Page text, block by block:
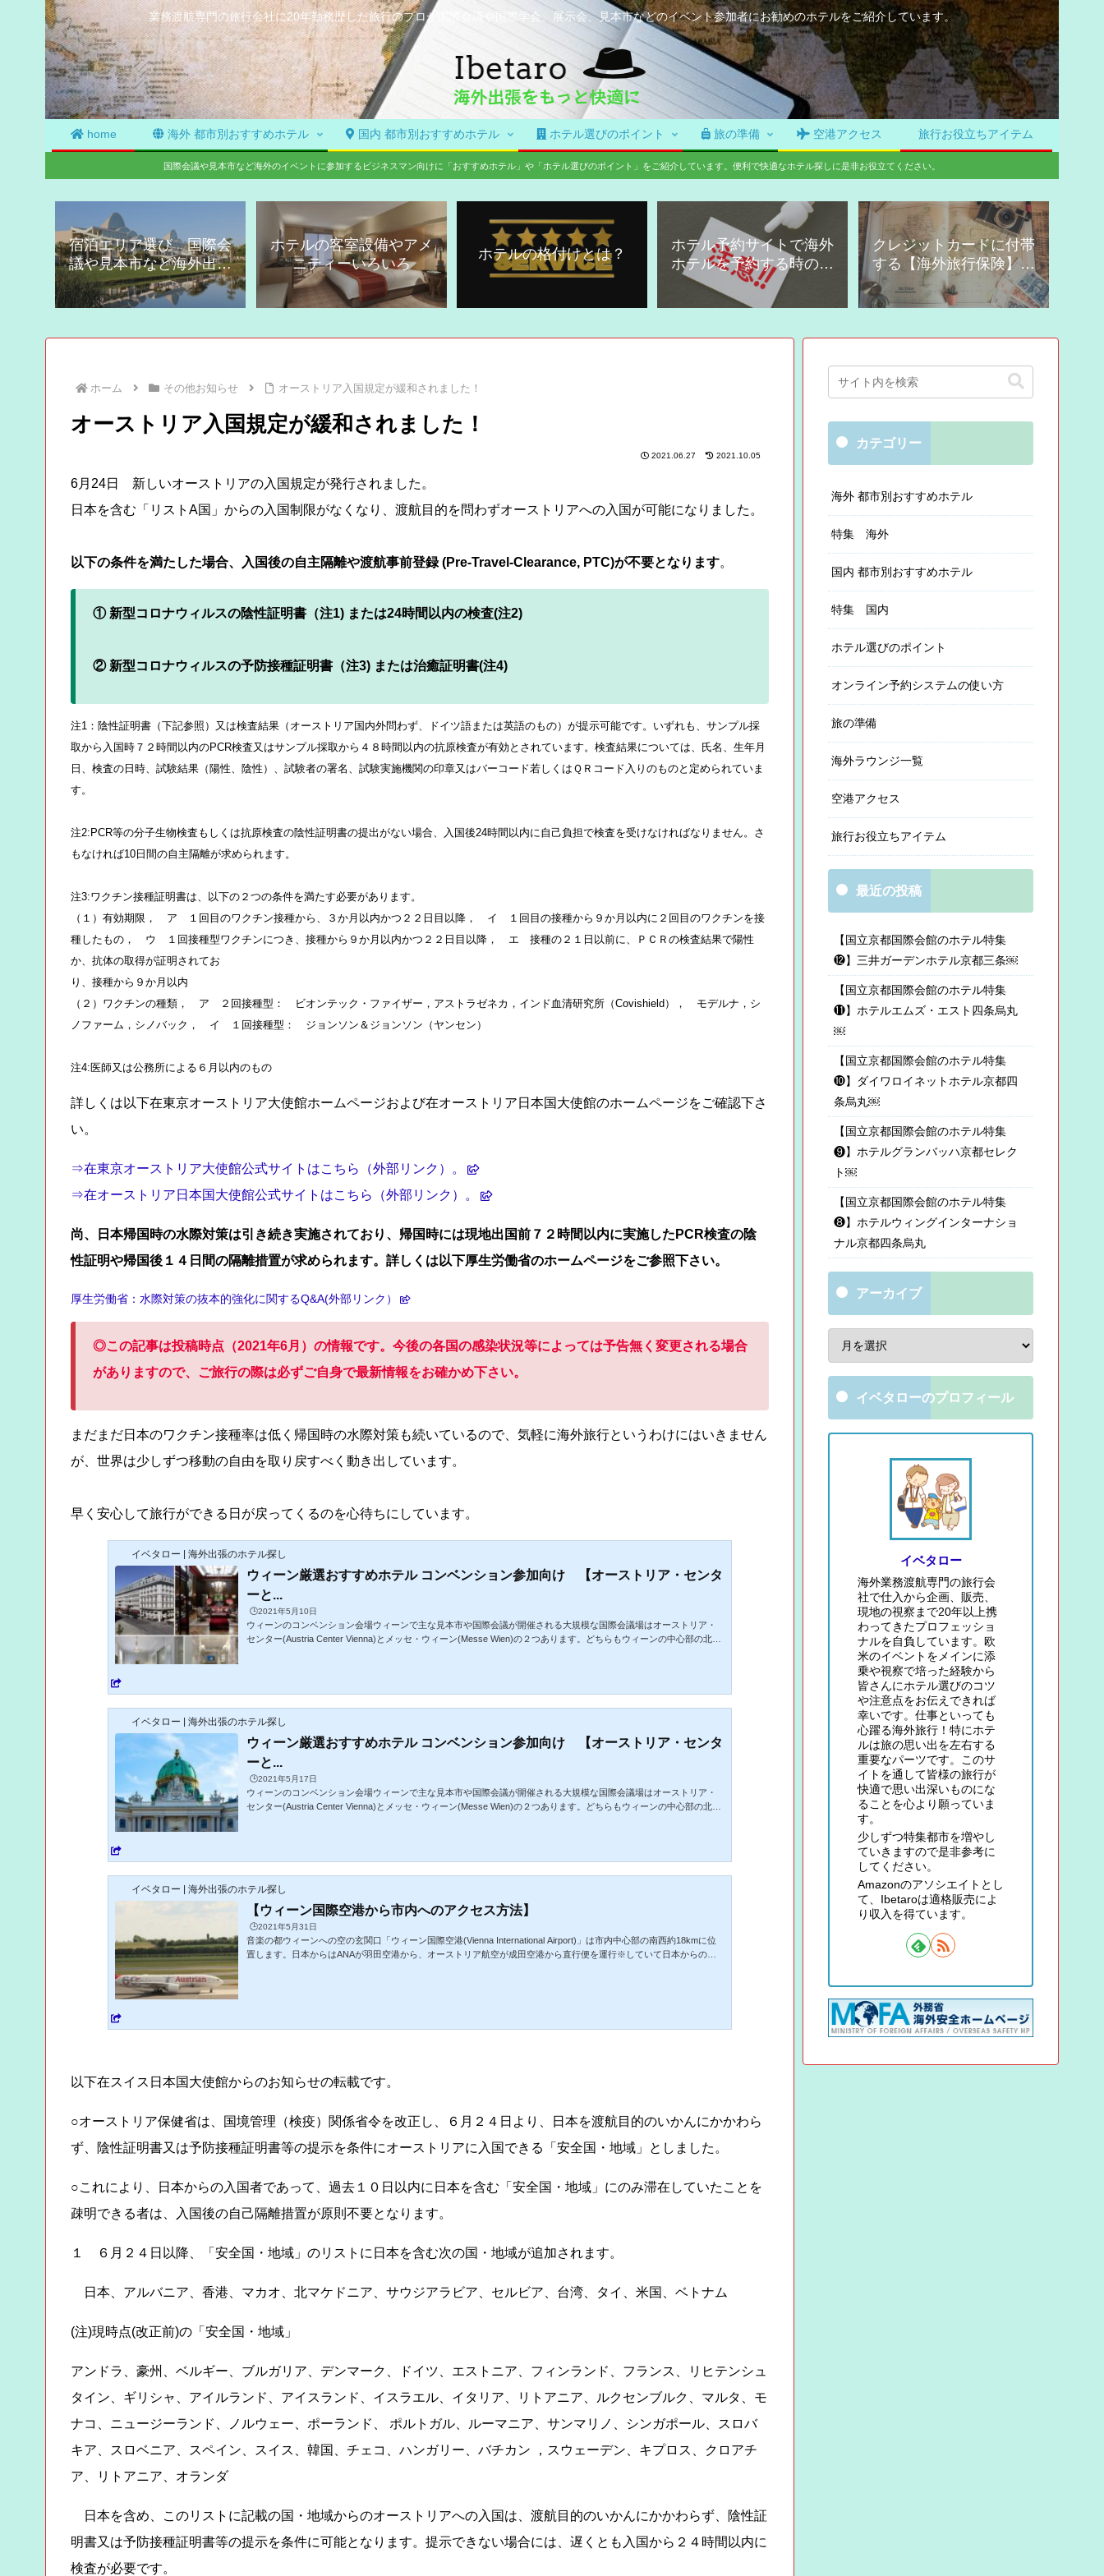
業務渡航専門の旅行会社に20年勤務歴した旅行のプロが国際会議や国際学会、展示会、見本市などのイベント参加者にお勧めのホテルをご紹介しています。
home 海外 都市別おすすめホテル 国内 都市別おすすめホテル ホテル選びのポイント 旅の準備 空港アクセス 旅行お役立ちアイテム
国際会議や見本市など海外のイベントに参加するビジネスマン向けに「おすすめホテル」や「ホテル選びのポイント」をご紹介しています。便利で快適なホテル探しに是非お役立てください。
宿泊エリア選び 国際会
議や見本市など海外出張
用
ホテルの客室設備やアメ
ニティーいろいろ
ホテルの格付けとは？
ホテル予約サイトで海外
ホテルを予約する時の注
意点
クレジットカードに付帯
する【海外旅行保険】の
活用！
ホーム その他お知らせ オーストリア入国規定が緩和されました！
オーストリア入国規定が緩和されました！
2021.06.27 2021.10.05
6月24日 新しいオーストリアの入国規定が発行されました。
日本を含む「リストA国」からの入国制限がなくなり、渡航目的を問わずオーストリアへの入国が可能になりました。
以下の条件を満たした場合、入国後の自主隔離や渡航事前登録 (Pre-Travel-Clearance, PTC)が不要となります。
① 新型コロナウィルスの陰性証明書（注1) または24時間以内の検査(注2)
② 新型コロナウィルスの予防接種証明書（注3) または治癒証明書(注4)
注1：陰性証明書（下記参照）又は検査結果（オーストリア国内外問わず、ドイツ語または英語のもの）が提示可能です。いずれも、サンプル採
取から入国時７２時間以内のPCR検査又はサンプル採取から４８時間以内の抗原検査が有効とされています。検査結果については、氏名、生年月
日、検査の日時、試験結果（陽性、陰性）、試験者の署名、試験実施機関の印章又はバーコード若しくはＱＲコード入りのものと定められていま
す。
注2:PCR等の分子生物検査もしくは抗原検査の陰性証明書の提出がない場合、入国後24時間以内に自己負担で検査を受けなければなりません。さ
もなければ10日間の自主隔離が求められます。
注3:ワクチン接種証明書は、以下の２つの条件を満たす必要があります。
（１）有効期限， ア １回目のワクチン接種から、３か月以内かつ２２日目以降， イ １回目の接種から９か月以内に２回目のワクチンを接
種したもの， ウ １回接種型ワクチンにつき、接種から９か月以内かつ２２日目以降， エ 接種の２１日以前に、ＰＣＲの検査結果で陽性
か、抗体の取得が証明されてお
り、接種から９か月以内
（２）ワクチンの種類， ア ２回接種型： ビオンテック・ファイザー，アストラゼネカ，インド血清研究所（Covishield）， モデルナ，シ
ノファーム，シノバック， イ １回接種型： ジョンソン＆ジョンソン（ヤンセン）
注4:医師又は公務所による６月以内のもの
詳しくは以下在東京オーストリア大使館ホームページおよび在オーストリア日本国大使館のホームページをご確認下さ
い。
⇒在東京オーストリア大使館公式サイトはこちら（外部リンク）。
⇒在オーストリア日本国大使館公式サイトはこちら（外部リンク）。
尚、日本帰国時の水際対策は引き続き実施されており、帰国時には現地出国前７２時間以内に実施したPCR検査の陰
性証明や帰国後１４日間の隔離措置が求められます。詳しくは以下厚生労働省のホームページをご参照下さい。
厚生労働省：水際対策の抜本的強化に関するQ&A(外部リンク）
◎この記事は投稿時点（2021年6月）の情報です。今後の各国の感染状況等によっては予告無く変更される場合
がありますので、ご旅行の際は必ずご自身で最新情報をお確かめ下さい。
まだまだ日本のワクチン接種率は低く帰国時の水際対策も続いているので、気軽に海外旅行というわけにはいきません
が、世界は少しずつ移動の自由を取り戻すべく動き出しています。
早く安心して旅行ができる日が戻ってくるのを心待ちにしています。
イベタロー | 海外出張のホテル探し
ウィーン厳選おすすめホテル コンベンション参加向け 【オーストリア・センタ
ーと...
🕒️2021年5月10日
ウィーンのコンベンション会場ウィーンで主な見本市や国際会議が開催される大規模な国際会議場はオーストリア・
センター(Austria Center Vienna)とメッセ・ウィーン(Messe Wien)の２つあります。どちらもウィーンの中心部の北東
イベタロー | 海外出張のホテル探し
ウィーン厳選おすすめホテル コンベンション参加向け 【オーストリア・センタ
ーと...
🕒️2021年5月17日
ウィーンのコンベンション会場ウィーンで主な見本市や国際会議が開催される大規模な国際会議場はオーストリア・
センター(Austria Center Vienna)とメッセ・ウィーン(Messe Wien)の２つあります。どちらもウィーンの中心部の北東
イベタロー | 海外出張のホテル探し
【ウィーン国際空港から市内へのアクセス方法】
🕒️2021年5月31日
音楽の都ウィーンへの空の玄関口「ウィーン国際空港(Vienna International Airport)」は市内中心部の南西約18kmに位
置します。日本からはANAが羽田空港から、オーストリア航空が成田空港から直行便を運行※していて日本からの観
以下在スイス日本国大使館からのお知らせの転載です。
○オーストリア保健省は、国境管理（検疫）関係省令を改正し、６月２４日より、日本を渡航目的のいかんにかかわら
ず、陰性証明書又は予防接種証明書等の提示を条件にオーストリアに入国できる「安全国・地域」としました。
○これにより、日本からの入国者であって、過去１０日以内に日本を含む「安全国・地域」にのみ滞在していたことを
疎明できる者は、入国後の自己隔離措置が原則不要となります。
１ ６月２４日以降、「安全国・地域」のリストに日本を含む次の国・地域が追加されます。
日本、アルバニア、香港、マカオ、北マケドニア、サウジアラビア、セルビア、台湾、タイ、米国、ベトナム
(注)現時点(改正前)の「安全国・地域」
アンドラ、豪州、ベルギー、ブルガリア、デンマーク、ドイツ、エストニア、フィンランド、フランス、リヒテンシュ
タイン、ギリシャ、アイルランド、アイスランド、イスラエル、イタリア、リトアニア、ルクセンブルク、マルタ、モ
ナコ、ニュージーランド、ノルウェー、ポーランド、 ポルトガル、ルーマニア、サンマリノ、シンガポール、スロバ
キア、スロベニア、スペイン、スイス、韓国、チェコ、ハンガリー、バチカン ，スウェーデン、キプロス、クロアチ
ア、リトアニア、オランダ
日本を含め、このリストに記載の国・地域からのオーストリアへの入国は、渡航目的のいかんにかかわらず、陰性証
明書又は予防接種証明書等の提示を条件に可能となります。提示できない場合には、遅くとも入国から２４時間以内に
検査が必要です。
カテゴリー
海外 都市別おすすめホテル
特集 海外
国内 都市別おすすめホテル
特集 国内
ホテル選びのポイント
オンライン予約システムの使い方
旅の準備
海外ラウンジ一覧
空港アクセス
旅行お役立ちアイテム
最近の投稿
【国立京都国際会館のホテル特集
⓬】三井ガーデンホテル京都三条￼
【国立京都国際会館のホテル特集
⓫】ホテルエムズ・エスト四条烏丸
￼
【国立京都国際会館のホテル特集
❿】ダイワロイネットホテル京都四
条烏丸￼
【国立京都国際会館のホテル特集
❾】ホテルグランバッハ京都セレク
ト￼
【国立京都国際会館のホテル特集
❽】ホテルウィングインターナショ
ナル京都四条烏丸
アーカイブ
イベタローのプロフィール
イベタロー
海外業務渡航専門の旅行会
社で仕入から企画、販売、
現地の視察まで20年以上携
わってきたプロフェッショ
ナルを自負しています。欧
米のイベントをメインに添
乗や視察で培った経験から
皆さんにホテル選びのコツ
や注意点をお伝えできれば
幸いです。仕事といっても
心躍る海外旅行！特にホテ
ルは旅の思い出を左右する
重要なパーツです。このサ
イトを通して皆様の旅行が
快適で思い出深いものにな
ることを心より願っていま
す。
少しずつ特集都市を増やし
ていきますので是非参考に
してください。
Amazonのアソシエイトとし
て、Ibetaroは適格販売によ
り収入を得ています。